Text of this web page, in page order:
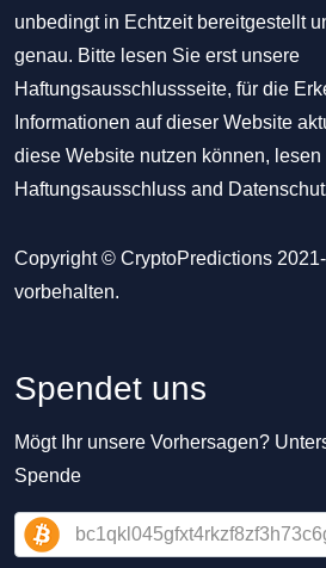
unbedingt in Echtzeit bereitgestellt
genau. Bitte lesen Sie erst unsere
Haftungsausschlussseite, für die
Informationen auf dieser Website
diese Website nutzen können,
Haftungsausschluss and
Copyright © CryptoPredictions
vorbehalten.
Spendet uns
Mögt Ihr unsere Vorhersagen?
Spende